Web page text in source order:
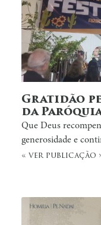
Gratidão
da
Que Deus
generosidade e
« ver publicação